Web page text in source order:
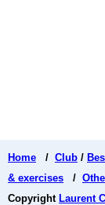
Home / Club /
& exercises /
Copyright Laurent